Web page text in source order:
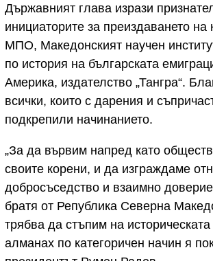
Държавният глава изрази
инициаторите за преиздаването на
МПО, Македонският научен
по история на българската
Америка, издателство „Тангра“.
всички, които с дарения и
подкрепили начинанието.
„За да вървим напред като
своите корени, и да изграждаме
добросъседство и взаимно
братя от Република Северна
трябва да стъпим на
алманах по категоричен начин я